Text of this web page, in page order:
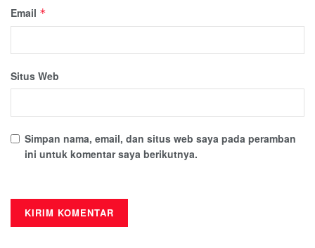
Email *
Situs Web
Simpan nama, email, dan situs web saya pada peramban
ini untuk komentar saya berikutnya.